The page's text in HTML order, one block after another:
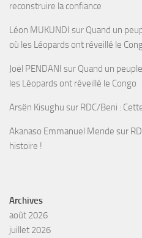
reconstruire la confiance
Léon MUKUNDI sur Quand un
où les Léopards ont réveillé le
Joël PENDANI sur Quand un
les Léopards ont réveillé le Congo
Arsën Kisughu sur RDC/Beni :
Akanaso Emmanuel Mende sur
histoire !
Archives
août 2026
juillet 2026